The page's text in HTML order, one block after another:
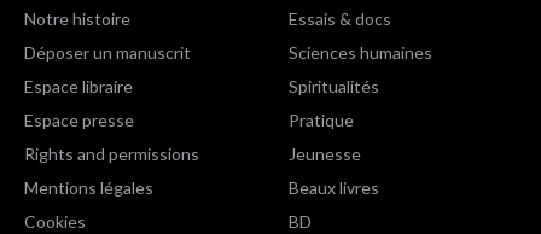
Notre histoire
Déposer un manuscrit
Espace libraire
Espace presse
Rights and permissions
Mentions légales
Cookies
Essais & docs
Sciences humaines
Spiritualités
Pratique
Jeunesse
Beaux livres
BD